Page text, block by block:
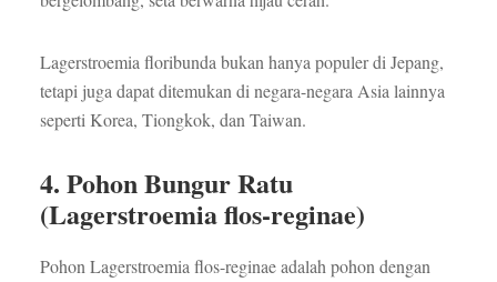
Lagerstroemia floribunda bukan hanya populer di Jepang,
tetapi juga dapat ditemukan di negara-negara Asia lainnya
seperti Korea, Tiongkok, dan Taiwan.
4. Pohon Bungur Ratu
(Lagerstroemia flos-reginae)
Pohon Lagerstroemia flos-reginae adalah pohon dengan